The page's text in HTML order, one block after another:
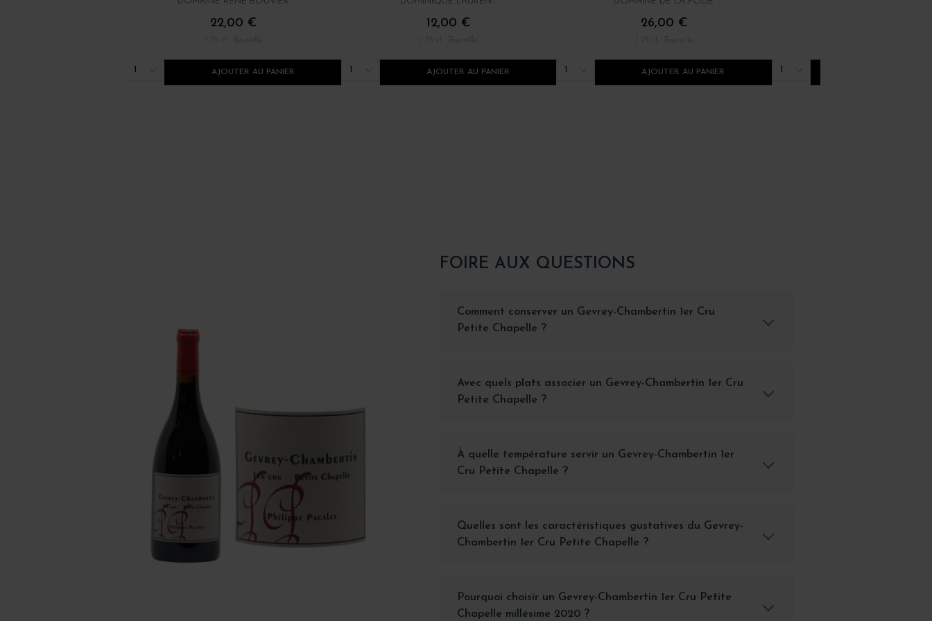
22,00 €
AJOUTER AU PANIER
12,00 €
AJOUTER AU PANIER
26,00 €
AJOUTER AU PANIER
FOIRE AUX QUESTIONS
Comment conserver un Gevrey-Chambertin 1er Cru
Petite Chapelle ?
Avec quels plats associer un Gevrey-Chambertin 1er Cru
Petite Chapelle ?
À quelle température servir un Gevrey-Chambertin 1er
Cru Petite Chapelle ?
Quelles sont les caractéristiques gustatives du Gevrey-
Chambertin 1er Cru Petite Chapelle ?
Pourquoi choisir un Gevrey-Chambertin 1er Cru Petite
Chapelle millésime 2020 ?